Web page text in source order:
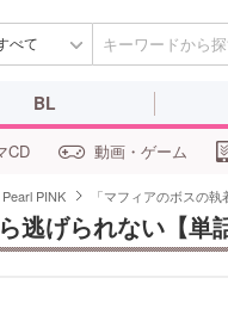
べて
BL
CD 動画・ゲーム
Pearl PINK 「マフィアのボスの
逃げられない【単